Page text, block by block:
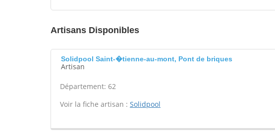
Artisans Disponibles
Solidpool Saint-�tienne-au-mont, Pont de briques
Artisan
Département: 62
Voir la fiche artisan : Solidpool